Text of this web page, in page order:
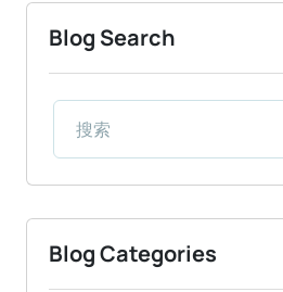
Blog Search
Blog Categories